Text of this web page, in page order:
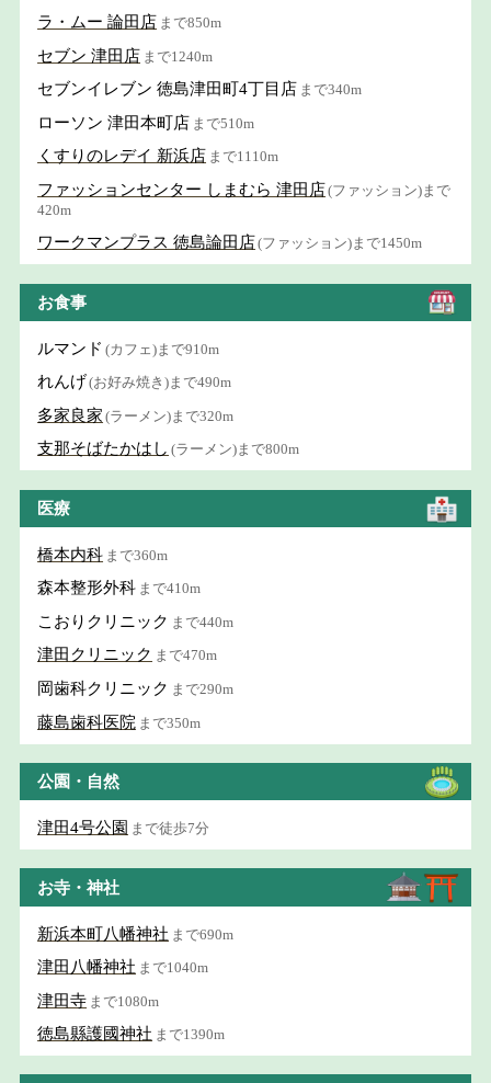
ラ・ムー 論田店 まで850m
セブン 津田店 まで1240m
セブンイレブン 徳島津田町4丁目店 まで340m
ローソン 津田本町店 まで510m
くすりのレデイ 新浜店 まで1110m
ファッションセンター しまむら 津田店(ファッション)まで
420m
ワークマンプラス 徳島論田店(ファッション)まで1450m
お食事
ルマンド (カフェ)まで910m
れんげ(お好み焼き)まで490m
多家良家 (ラーメン)まで320m
支那そばたかはし (ラーメン)まで800m
医療
橋本内科 まで360m
森本整形外科 まで410m
こおりクリニック まで440m
津田クリニック まで470m
岡歯科クリニック まで290m
藤島歯科医院 まで350m
公園・自然
津田4号公園 まで徒歩7分
お寺・神社
新浜本町八幡神社 まで690m
津田八幡神社 まで1040m
津田寺 まで1080m
徳島縣護國神社 まで1390m